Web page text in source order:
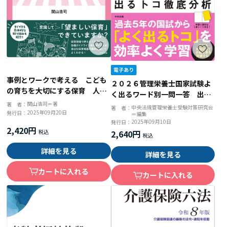
事例とワークで考える こども
の育ちを大切にする保育 人権
擁護の観点から望ましい保育を
実現する園づくり
著 者：関山浩司＝著
発行日：2025年09月20日
2,420円
詳細を見る
カートに入れる
２０２６管理栄養士国家試験よ
く出るワード別一問一答 出る
トコ徹底分析
著 者： 中央法規管理栄養士受験対策研究会
＝編集
発行日： 2025年09月10日
2,640円
詳細を見る
カートに入れる